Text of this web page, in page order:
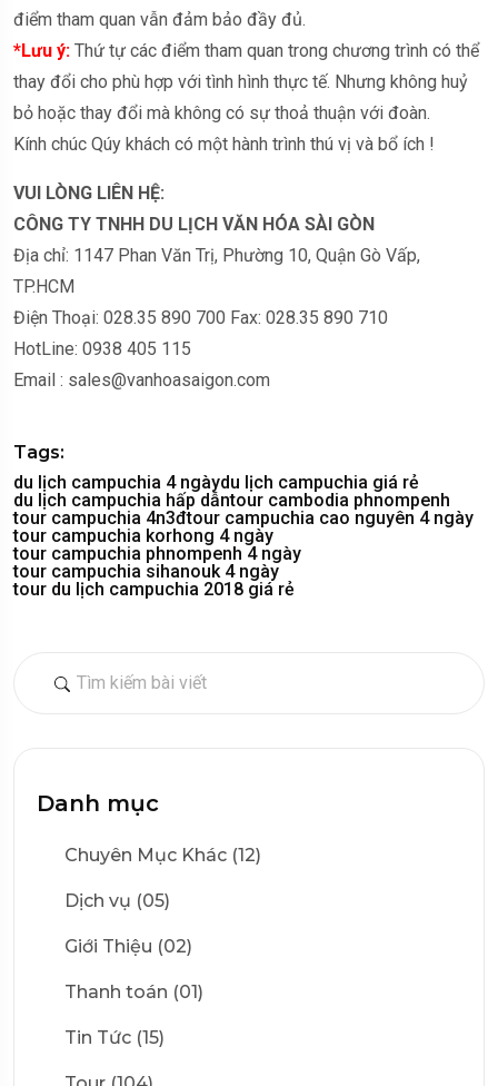
Danh mục
Chuyên Mục Khác (12)
Dịch vụ (05)
Giới Thiệu (02)
Thanh toán (01)
Tin Tức (15)
điểm tham quan vẫn đảm bảo đầy đủ.
*Lưu ý: Thứ tự các điểm tham quan trong chương trình có thể
thay đổi cho phù hợp với tình hình thực tế. Nhưng không huỷ
bỏ hoặc thay đổi mà không có sự thoả thuận với đoàn.
Kính chúc Qúy khách có một hành trình thú vị và bổ ích !
VUI LÒNG LIÊN HỆ:
CÔNG TY TNHH DU LỊCH VĂN HÓA SÀI GÒN
Địa chỉ: 1147 Phan Văn Trị, Phường 10, Quận Gò Vấp,
TP.HCM
Điện Thoại: 028.35 890 700 Fax: 028.35 890 710
HotLine: 0938 405 115
Email : sales@vanhoasaigon.com
Tags:
du lịch campuchia 4 ngàydu lịch campuchia giá rẻ
du lịch campuchia hấp dẫntour cambodia phnompenh
tour campuchia 4n3đtour campuchia cao nguyên 4 ngày
tour campuchia korhong 4 ngày
tour campuchia phnompenh 4 ngày
tour campuchia sihanouk 4 ngày
tour du lịch campuchia 2018 giá rẻ